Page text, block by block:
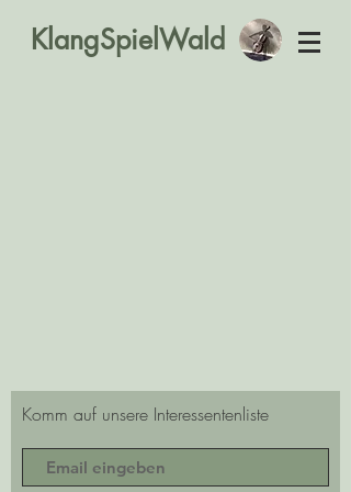
KlangSpielWald
Komm auf unsere Interessentenliste